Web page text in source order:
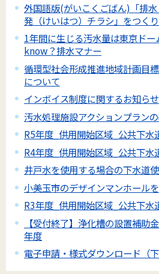
外国語版(がいこくごばん)「排
発（けいはつ）チラシ」をつく
1年間に生じる汚水量は東京ド
know？排水マナー
循環型社会形成推進地域計画目
について
インボイス制度に関するお知らせ
汚水処理施設アクションプラン
R5年度_供用開始区域_公共下水
R4年度_供用開始区域_公共下水
井戸水を使用する場合の下水道
小美玉市のデザインマンホール
R3年度_供用開始区域_公共下水
【受付終了】浄化槽の設置補助
年度
電子申請・様式ダウンロード（下